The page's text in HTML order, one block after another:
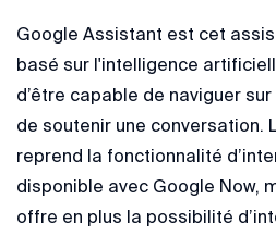
Google Assistant est cet
basé sur l'intelligence
d’être capable de naviguer
de soutenir une conversation.
reprend la fonctionnalité
disponible avec Google Now,
offre en plus la possibilité